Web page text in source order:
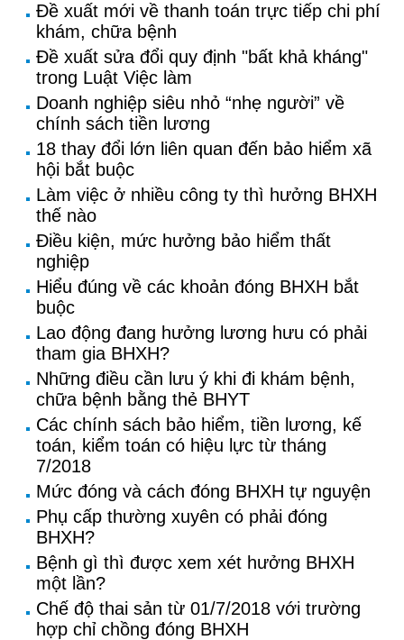
Đề xuất mới về thanh toán trực tiếp chi phí
khám, chữa bệnh
Đề xuất sửa đổi quy định "bất khả kháng"
trong Luật Việc làm
Doanh nghiệp siêu nhỏ “nhẹ người” về
chính sách tiền lương
18 thay đổi lớn liên quan đến bảo hiểm xã
hội bắt buộc
Làm việc ở nhiều công ty thì hưởng BHXH
thế nào
Điều kiện, mức hưởng bảo hiểm thất
nghiệp
Hiểu đúng về các khoản đóng BHXH bắt
buộc
Lao động đang hưởng lương hưu có phải
tham gia BHXH?
Những điều cần lưu ý khi đi khám bệnh,
chữa bệnh bằng thẻ BHYT
Các chính sách bảo hiểm, tiền lương, kế
toán, kiểm toán có hiệu lực từ tháng
7/2018
Mức đóng và cách đóng BHXH tự nguyện
Phụ cấp thường xuyên có phải đóng
BHXH?
Bệnh gì thì được xem xét hưởng BHXH
một lần?
Chế độ thai sản từ 01/7/2018 với trường
hợp chỉ chồng đóng BHXH